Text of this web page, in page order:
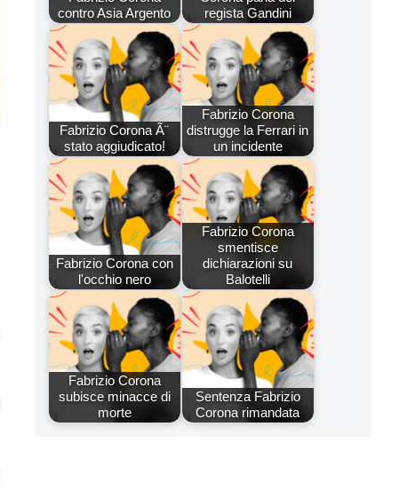
contro Asia Argento
regista Gandini
Fabrizio Corona Ã¨
stato aggiudicato!
Fabrizio Corona
distrugge la Ferrari in
un incidente
Fabrizio Corona con
l'occhio nero
Fabrizio Corona
smentisce
dichiarazioni su
Balotelli
Fabrizio Corona
subisce minacce di
morte
Sentenza Fabrizio
Corona rimandata